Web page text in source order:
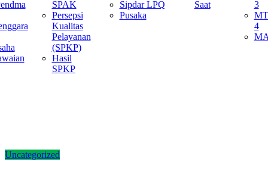
SPAK
Persepsi
Kualitas
Pelayanan
(SPKP)
Hasil
SPKP
Sipdar LPQ
Pusaka
Saat
3
4
Uncategorized